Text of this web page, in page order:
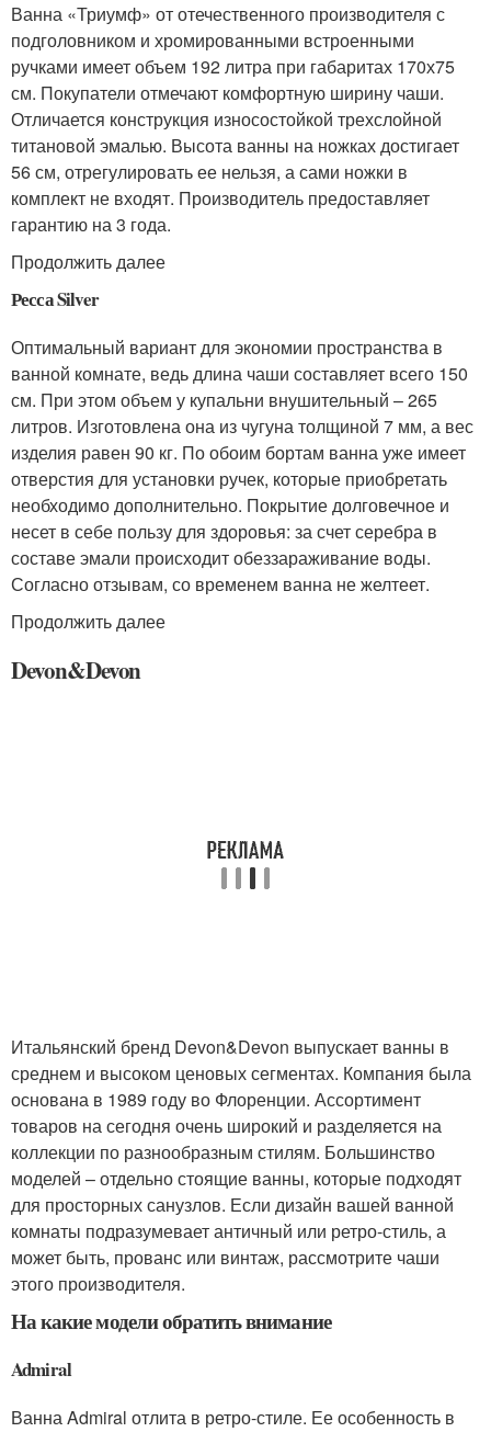
Ванна «Триумф» от отечественного производителя с
подголовником и хромированными встроенными
ручками имеет объем 192 литра при габаритах 170х75
см. Покупатели отмечают комфортную ширину чаши.
Отличается конструкция износостойкой трехслойной
титановой эмалью. Высота ванны на ножках достигает
56 см, отрегулировать ее нельзя, а сами ножки в
комплект не входят. Производитель предоставляет
гарантию на 3 года.
Продолжить далее
Ресса Silver
Оптимальный вариант для экономии пространства в
ванной комнате, ведь длина чаши составляет всего 150
см. При этом объем у купальни внушительный – 265
литров. Изготовлена она из чугуна толщиной 7 мм, а вес
изделия равен 90 кг. По обоим бортам ванна уже имеет
отверстия для установки ручек, которые приобретать
необходимо дополнительно. Покрытие долговечное и
несет в себе пользу для здоровья: за счет серебра в
составе эмали происходит обеззараживание воды.
Согласно отзывам, со временем ванна не желтеет.
Продолжить далее
Devon&Devon
Итальянский бренд Devon&Devon выпускает ванны в
среднем и высоком ценовых сегментах. Компания была
основана в 1989 году во Флоренции. Ассортимент
товаров на сегодня очень широкий и разделяется на
коллекции по разнообразным стилям. Большинство
моделей – отдельно стоящие ванны, которые подходят
для просторных санузлов. Если дизайн вашей ванной
комнаты подразумевает античный или ретро-стиль, а
может быть, прованс или винтаж, рассмотрите чаши
этого производителя.
На какие модели обратить внимание
Admiral
Ванна Admiral отлита в ретро-стиле. Ее особенность в